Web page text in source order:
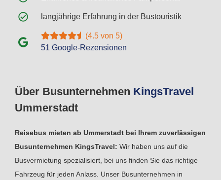
Über Busunternehmen KingsTravel
Ummerstadt
Reisebus mieten ab Ummerstadt bei Ihrem zuverlässigen
Busunternehmen KingsTravel: Wir haben uns auf die
Busvermietung spezialisiert, bei uns finden Sie das richtige
Fahrzeug für jeden Anlass. Unser Busunternehmen in
langjährige Erfahrung in der Bustouristik
(4.5 von 5)
51 Google-Rezensionen